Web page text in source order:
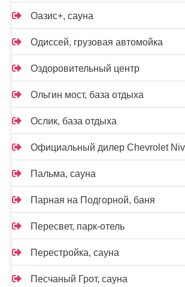
Оазис+, сауна
Одиссей, грузовая автомойка
Оздоровительный центр
Ольгин мост, база отдыха
Ослик, база отдыха
Официальный дилер Chevrolet
Пальма, сауна
Парная на Подгорной, баня
Пересвет, парк-отель
Перестройка, сауна
Песчаный Грот, сауна